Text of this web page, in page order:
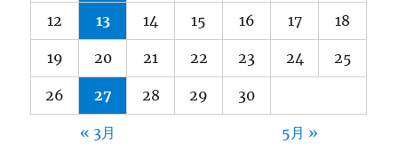
12 13 14 15 16 17 18
19 20 21 22 23 24 25
26 27 28 29 30
« 3月 5月 »